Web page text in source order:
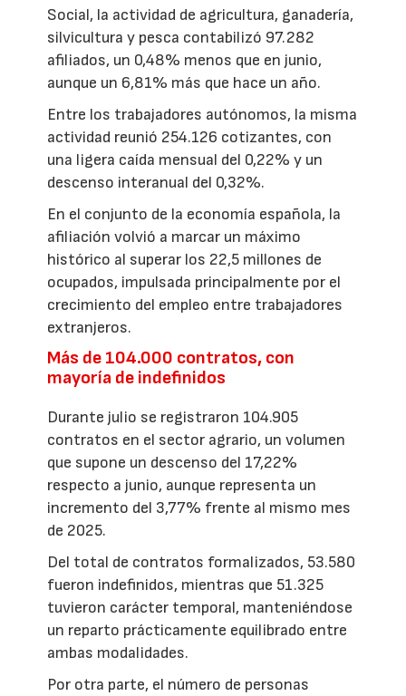
Social, la actividad de agricultura, ganadería,
silvicultura y pesca contabilizó 97.282
afiliados, un 0,48% menos que en junio,
aunque un 6,81% más que hace un año.
Entre los trabajadores autónomos, la misma
actividad reunió 254.126 cotizantes, con
una ligera caída mensual del 0,22% y un
descenso interanual del 0,32%.
En el conjunto de la economía española, la
afiliación volvió a marcar un máximo
histórico al superar los 22,5 millones de
ocupados, impulsada principalmente por el
crecimiento del empleo entre trabajadores
extranjeros.
Más de 104.000 contratos, con
mayoría de indefinidos
Durante julio se registraron 104.905
contratos en el sector agrario, un volumen
que supone un descenso del 17,22%
respecto a junio, aunque representa un
incremento del 3,77% frente al mismo mes
de 2025.
Del total de contratos formalizados, 53.580
fueron indefinidos, mientras que 51.325
tuvieron carácter temporal, manteniéndose
un reparto prácticamente equilibrado entre
ambas modalidades.
Por otra parte, el número de personas